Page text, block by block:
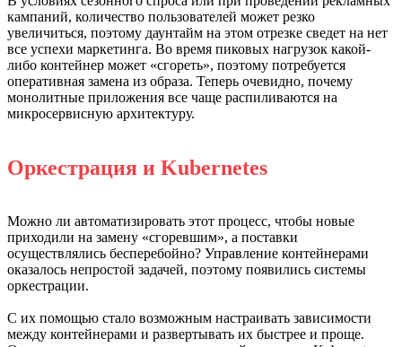
кампаний, количество пользователей может резко
увеличиться, поэтому даунтайм на этом отрезке сведет на нет
все успехи маркетинга. Во время пиковых нагрузок какой-
либо контейнер может «сгореть», поэтому потребуется
оперативная замена из образа. Теперь очевидно, почему
монолитные приложения все чаще распиливаются на
микросервисную архитектуру.
Оркестрация и Kubernetes
Можно ли автоматизировать этот процесс, чтобы новые
приходили на замену «сгоревшим», а поставки
осуществлялись бесперебойно? Управление контейнерами
оказалось непростой задачей, поэтому появились системы
оркестрации.
С их помощью стало возможным настраивать зависимости
между контейнерами и развертывать их быстрее и проще.